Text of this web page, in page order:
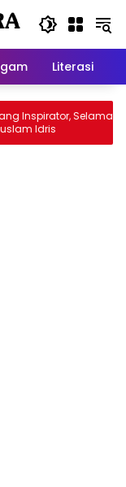
Literasi
Selamat